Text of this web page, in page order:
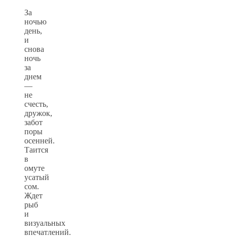
За
ночью
день,
и
снова
ночь
за
днем
—
не
счесть,
дружок,
забот
поры
осенней.
Таится
в
омуте
усатый
сом.
Ждет
рыб
и
визуальных
впечатлений.